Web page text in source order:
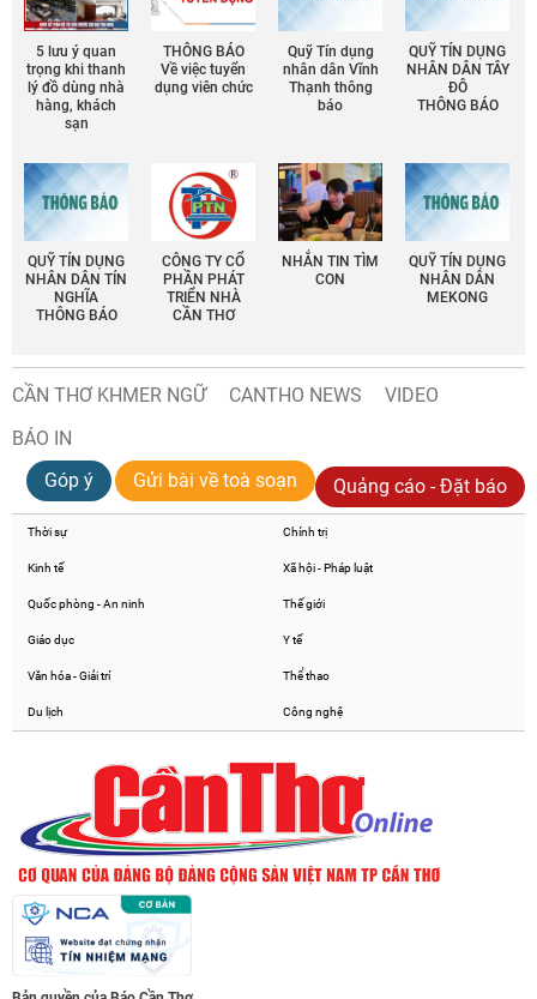
5 lưu ý quan
trọng khi thanh
lý đồ dùng nhà
hàng, khách
sạn
THÔNG BÁO
Về việc tuyển
dụng viên chức
Quỹ Tín dụng
nhân dân Vĩnh
Thạnh thông
báo
QUỸ TÍN DỤNG
NHÂN DÂN TÂY
ĐÔ
THÔNG BÁO
QUỸ TÍN DỤNG
NHÂN DÂN TÍN
NGHĨA
THÔNG BÁO
CÔNG TY CỔ
PHẦN PHÁT
TRIỂN NHÀ
CẦN THƠ
NHẮN TIN TÌM
CON
QUỸ TÍN DỤNG
NHÂN DÂN
MEKONG
CẦN THƠ KHMER NGỮ CANTHO NEWS
VIDEO
BÁO IN
Góp ý
Gửi bài về toà soạn Quảng cáo - Đặt báo
Thời sự Chính trị
Kinh tế Xã hội - Pháp luật
Quốc phòng - An ninh Thế giới
Giáo dục Y tế
Văn hóa - Giải trí Thể thao
Du lịch Công nghệ